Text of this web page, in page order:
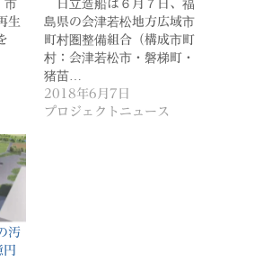
市
生
日立造船は６月７日、福
島県の会津若松地方広域市
町村圏整備組合（構成市町
村：会津若松市・磐梯町・
猪苗…
2018年6月7日
プロジェクトニュース
汚